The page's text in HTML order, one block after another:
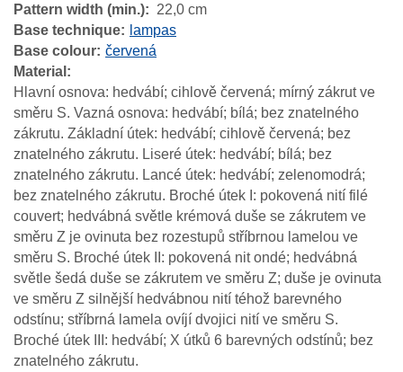
Pattern width (min.)
22,0 cm
Base technique
lampas
Base colour červená
Material
Hlavní osnova: hedvábí; cihlově červená; mírný zákrut ve
směru S. Vazná osnova: hedvábí; bílá; bez znatelného
zákrutu. Základní útek: hedvábí; cihlově červená; bez
znatelného zákrutu. Liseré útek: hedvábí; bílá; bez
znatelného zákrutu. Lancé útek: hedvábí; zelenomodrá;
bez znatelného zákrutu. Broché útek I: pokovená nití filé
couvert; hedvábná světle krémová duše se zákrutem ve
směru Z je ovinuta bez rozestupů stříbrnou lamelou ve
směru S. Broché útek II: pokovená nit ondé; hedvábná
světle šedá duše se zákrutem ve směru Z; duše je ovinuta
ve směru Z silnější hedvábnou nití téhož barevného
odstínu; stříbrná lamela ovíjí dvojici nití ve směru S.
Broché útek III: hedvábí; X útků 6 barevných odstínů; bez
znatelného zákrutu.